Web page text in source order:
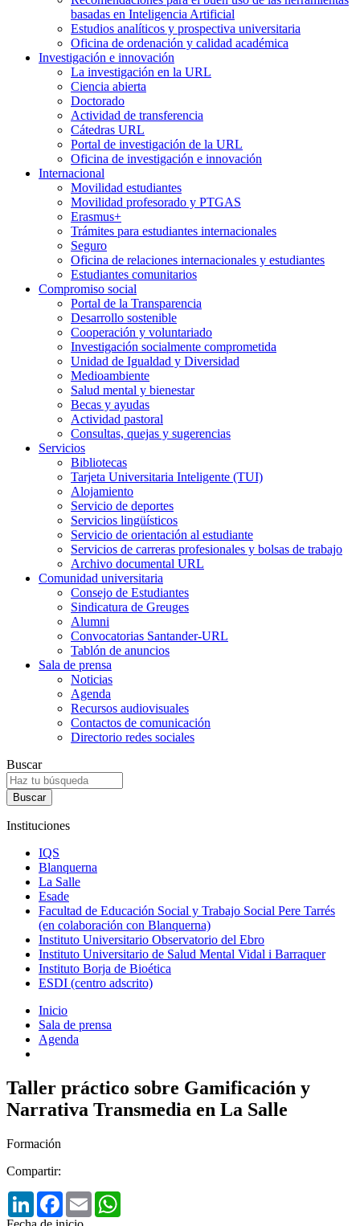
basadas en Inteligencia Artificial
Estudios analíticos y prospectiva universitaria
Oficina de ordenación y calidad académica
Investigación e innovación
La investigación en la URL
Ciencia abierta
Doctorado
Actividad de transferencia
Cátedras URL
Portal de investigación de la URL
Oficina de investigación e innovación
Internacional
Movilidad estudiantes
Movilidad profesorado y PTGAS
Erasmus+
Trámites para estudiantes internacionales
Seguro
Oficina de relaciones internacionales y estudiantes
Estudiantes comunitarios
Compromiso social
Portal de la Transparencia
Desarrollo sostenible
Cooperación y voluntariado
Investigación socialmente comprometida
Unidad de Igualdad y Diversidad
Medioambiente
Salud mental y bienestar
Becas y ayudas
Actividad pastoral
Consultas, quejas y sugerencias
Servicios
Bibliotecas
Tarjeta Universitaria Inteligente (TUI)
Alojamiento
Servicio de deportes
Servicios lingüísticos
Servicio de orientación al estudiante
Servicios de carreras profesionales y bolsas de trabajo
Archivo documental URL
Comunidad universitaria
Consejo de Estudiantes
Sindicatura de Greuges
Alumni
Convocatorias Santander-URL
Tablón de anuncios
Sala de prensa
Noticias
Agenda
Recursos audiovisuales
Contactos de comunicación
Directorio redes sociales
Buscar
Instituciones
IQS
Blanquerna
La Salle
Esade
Facultad de Educación Social y Trabajo Social Pere Tarrés
(en colaboración con Blanquerna)
Instituto Universitario Observatorio del Ebro
Instituto Universitario de Salud Mental Vidal i Barraquer
Instituto Borja de Bioética
ESDI (centro adscrito)
Inicio
Sala de prensa
Agenda
Taller práctico sobre Gamificación y
Narrativa Transmedia en La Salle
Formación
Compartir:
LinkedInFacebook
Email